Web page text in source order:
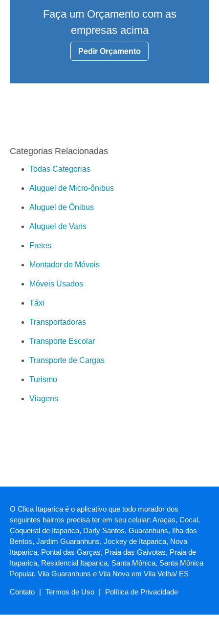
Faça um Orçamento com as
empresas acima
Pedir Orçamento
Categorias Relacionadas
Todas Categorias
Aluguel de Micro-ônibus
Aluguel de Ônibus
Aluguel de Vans
Fretes
Montador de Móveis
Móveis Usados
Táxi
Transportadoras
Transporte Escolar
Transporte de Cargas
Turismo
Viagens
O Clica Itaparica é o aplicativo que todo morador dos
seguintes bairros precisa ter em seu celular: Araças, Cocal,
Coqueiral de Itaparica, Darly Santos, Guaranhuns, Ilha dos
Bentos, Jardim Guaranhuns, Jockey de Itaparica, Nova
Itaparica, Pontal das Garças, Praia das Gaivotas, Praia de
Itaparica, Residencial Itaparica, Santa Mônica, Santa Mônica
Popular, Vila Guaranhuns e Vila Nova em Vila Velha/ ES
Contato | Termos de Uso | Política de Privacidade